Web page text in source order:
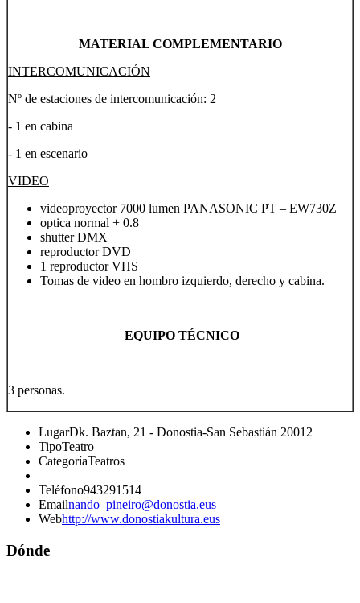
MATERIAL COMPLEMENTARIO
INTERCOMUNICACIÓN
Nº de estaciones de intercomunicación: 2
- 1 en cabina
- 1 en escenario
VIDEO
videoproyector 7000 lumen PANASONIC PT – EW730Z
optica normal + 0.8
shutter DMX
reproductor DVD
1 reproductor VHS
Tomas de video en hombro izquierdo, derecho y cabina.
EQUIPO TÉCNICO
3 personas.
LugarDk. Baztan, 21 - Donostia-San Sebastián 20012
TipoTeatro
CategoríaTeatros
Teléfono943291514
Emailnando_pineiro@donostia.eus
Webhttp://www.donostiakultura.eus
Dónde